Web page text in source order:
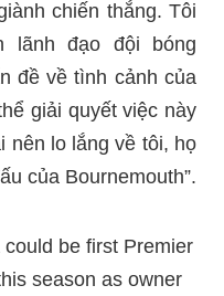
chiến thắng. Tôi
lãnh đạo đội bóng
đề về tình cảnh của
giải quyết việc này
nên lo lắng về tôi, họ
của Bournemouth”.